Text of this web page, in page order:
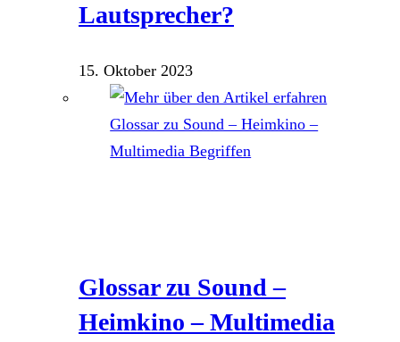
Lautsprecher?
15. Oktober 2023
Glossar zu Sound –
Heimkino – Multimedia